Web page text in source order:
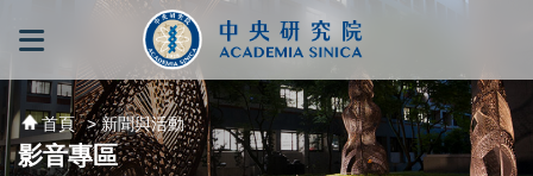
跳到主要內容區塊
首頁 > 新聞與活動
影音專區